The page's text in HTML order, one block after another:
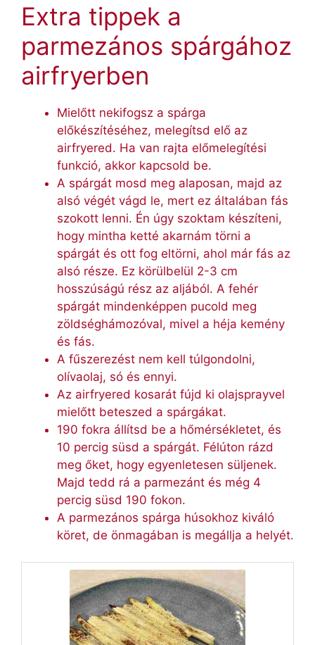
Extra tippek a
parmezános spárgához
airfryerben
Mielőtt nekifogsz a spárga
előkészítéséhez, melegítsd elő az
airfryered. Ha van rajta előmelegítési
funkció, akkor kapcsold be.
A spárgát mosd meg alaposan, majd az
alsó végét vágd le, mert ez általában fás
szokott lenni. Én úgy szoktam készíteni,
hogy mintha ketté akarnám törni a
spárgát és ott fog eltörni, ahol már fás az
alsó része. Ez körülbelül 2-3 cm
hosszúságú rész az aljából. A fehér
spárgát mindenképpen pucold meg
zöldséghámozóval, mivel a héja kemény
és fás.
A fűszerezést nem kell túlgondolni,
olívaolaj, só és ennyi.
Az airfryered kosarát fújd ki olajsprayvel
mielőtt beteszed a spárgákat.
190 fokra állítsd be a hőmérsékletet, és
10 percig süsd a spárgát. Félúton rázd
meg őket, hogy egyenletesen süljenek.
Majd tedd rá a parmezánt és még 4
percig süsd 190 fokon.
A parmezános spárga húsokhoz kiváló
köret, de önmagában is megállja a helyét.